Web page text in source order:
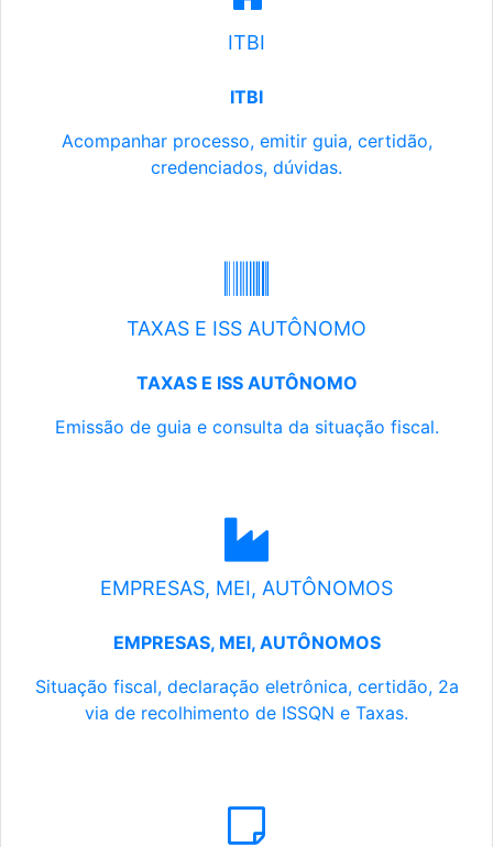
ITBI
ITBI
Acompanhar processo, emitir guia, certidão,
credenciados, dúvidas.
TAXAS E ISS AUTÔNOMO
TAXAS E ISS AUTÔNOMO
Emissão de guia e consulta da situação fiscal.
EMPRESAS, MEI, AUTÔNOMOS
EMPRESAS, MEI, AUTÔNOMOS
Situação fiscal, declaração eletrônica, certidão, 2a
via de recolhimento de ISSQN e Taxas.